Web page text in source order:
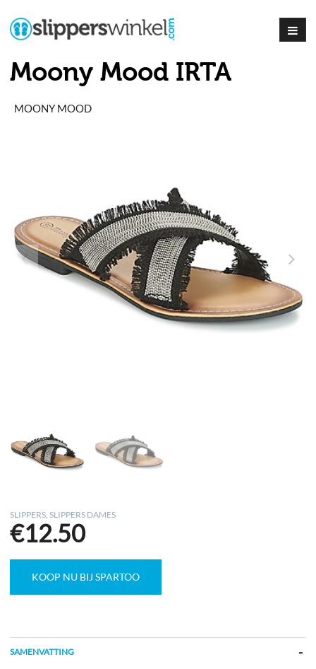
Moony Mood IRTA
MOONY MOOD
SLIPPERS ,SLIPPERS DAMES
€12.50
KOOP NU BIJ SPARTOO
SAMENVATTING